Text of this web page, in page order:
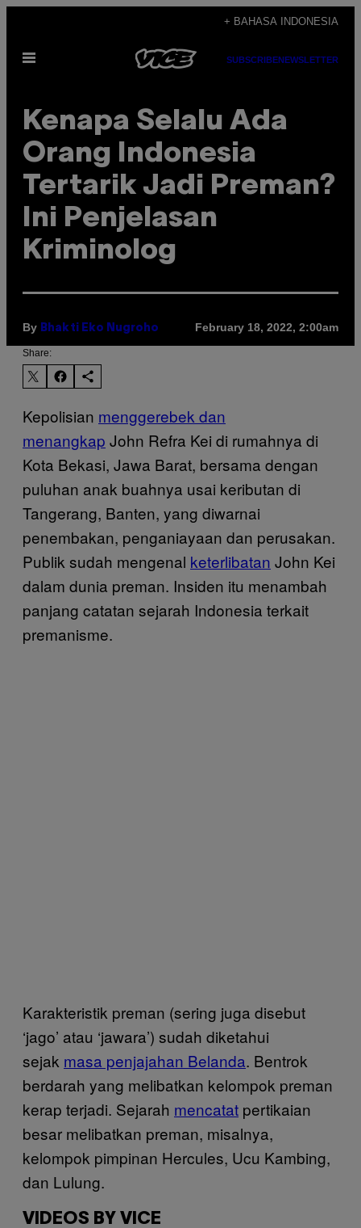
content
+ BAHASA INDONESIA
Open
SUBSCRIBENEWSLETTER
Kenapa Selalu Ada
Orang Indonesia
Tertarik Jadi Preman?
Ini Penjelasan
Kriminolog
By Bhakti Eko Nugroho February 18, 2022, 2:00am
Share:
Kepolisian menggerebek dan
menangkap John Refra Kei di rumahnya di
Kota Bekasi, Jawa Barat, bersama dengan
puluhan anak buahnya usai keributan di
Tangerang, Banten, yang diwarnai
penembakan, penganiayaan dan perusakan.
Publik sudah mengenal keterlibatan John Kei
dalam dunia preman. Insiden itu menambah
panjang catatan sejarah Indonesia terkait
premanisme.
Karakteristik preman (sering juga disebut
‘jago’ atau ‘jawara’) sudah diketahui
sejak masa penjajahan Belanda. Bentrok
berdarah yang melibatkan kelompok preman
kerap terjadi. Sejarah mencatat pertikaian
besar melibatkan preman, misalnya,
kelompok pimpinan Hercules, Ucu Kambing,
dan Lulung.
VIDEOS BY VICE